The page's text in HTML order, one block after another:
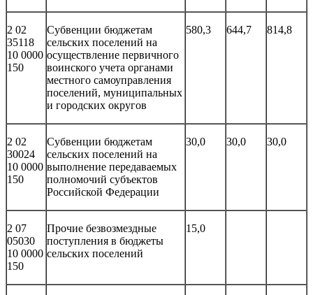
2 02
35118
10 0000
150
Субвенции бюджетам
сельских поселений на
осуществление первичного
воинского учета органами
местного самоуправления
поселений, муниципальных
и городских округов
580,3 644,7 814,8
2 02
30024
10 0000
150
Субвенции бюджетам
сельских поселений на
выполнение передаваемых
полномочий субъектов
Российской Федерации
30,0 30,0 30,0
2 07
05030
10 0000
150
Прочие безвозмездные
поступления в бюджеты
сельских поселений
15,0